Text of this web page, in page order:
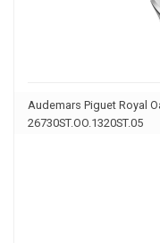
Audemars Piguet Royal
26730ST.OO.1320ST.05